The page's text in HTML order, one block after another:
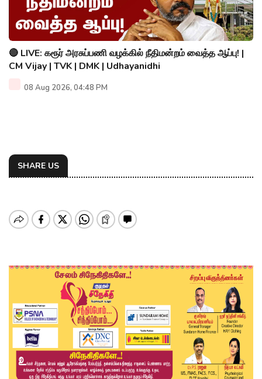
🔴 LIVE: கரூர் அரசுப்பணி வழக்கில் நீதிமன்றம் வைத்த ஆப்பு! |
CM Vijay | TVK | DMK | Udhayanidhi
08 Aug 2026, 04:48 PM
SHARE US